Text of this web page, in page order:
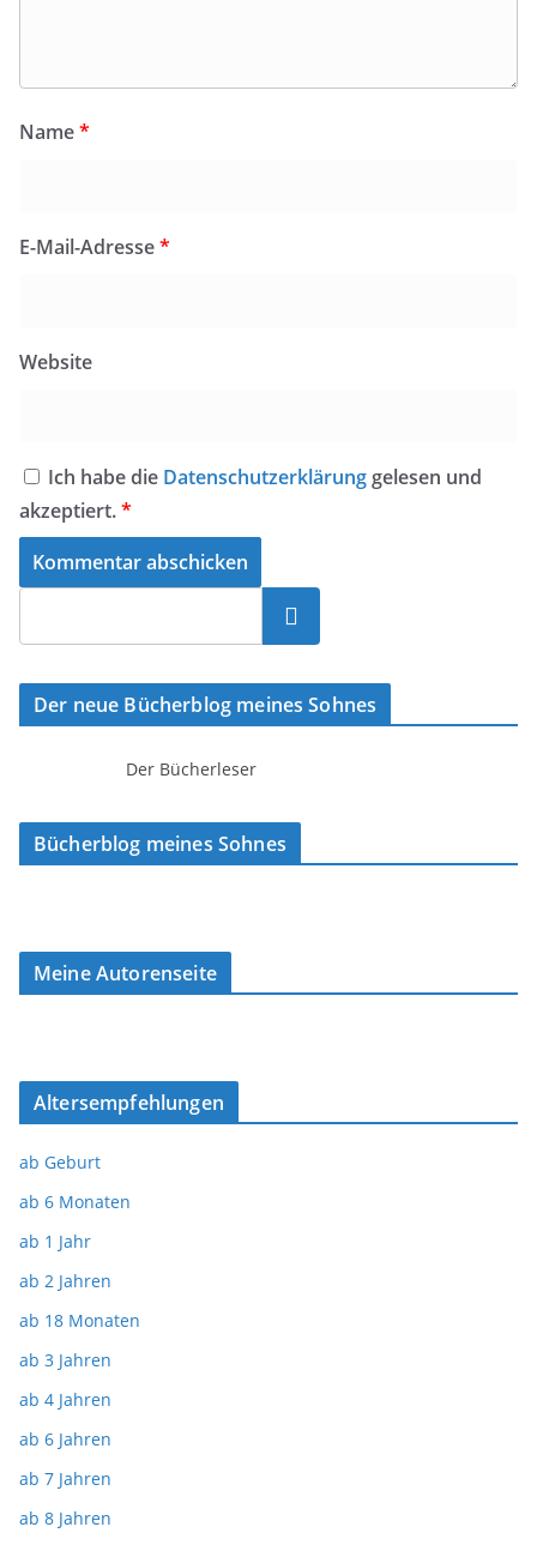
Name*
E-Mail-Adresse*
Website
Ich habe die Datenschutzerklärung gelesen und
akzeptiert.*
Suchen
Der neue Bücherblog meines Sohnes
Der Bücherleser
Bücherblog meines Sohnes
Meine Autorenseite
Altersempfehlungen
ab Geburt
ab 6 Monaten
ab 1 Jahr
ab 2 Jahren
ab 18 Monaten
ab 3 Jahren
ab 4 Jahren
ab 6 Jahren
ab 7 Jahren
ab 8 Jahren